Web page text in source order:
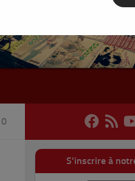
0
S'inscrire à